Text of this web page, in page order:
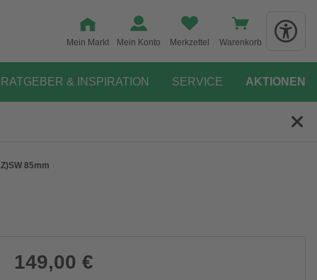
Mein Markt Mein Konto Merkzettel Warenkorb
RATGEBER & INSPIRATION SERVICE AKTIONEN
85mm
149,00 €